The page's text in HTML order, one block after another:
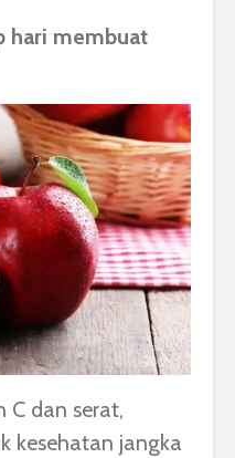
hari membuat
C dan serat,
kesehatan jangka